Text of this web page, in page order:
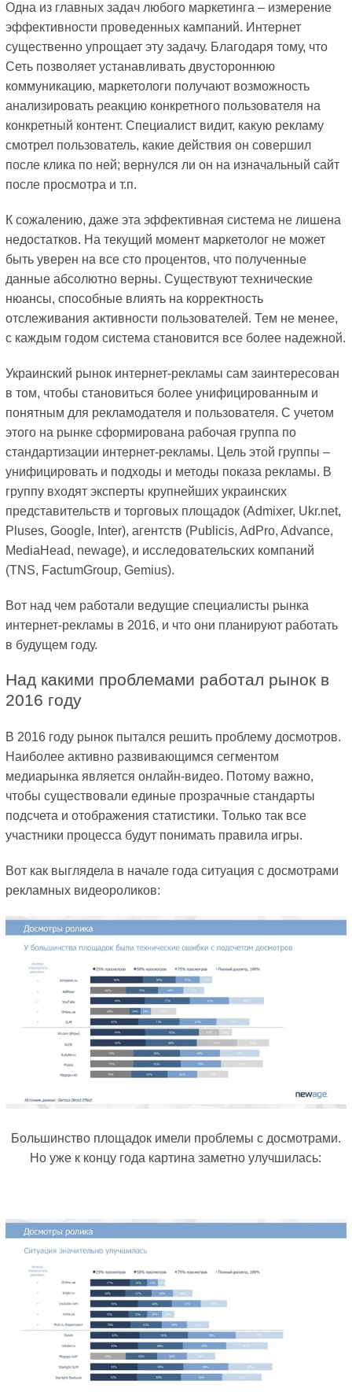
Одна из главных задач любого маркетинга – измерение
эффективности проведенных кампаний. Интернет
существенно упрощает эту задачу. Благодаря тому, что
Сеть позволяет устанавливать двустороннюю
коммуникацию, маркетологи получают возможность
анализировать реакцию конкретного пользователя на
конкретный контент. Специалист видит, какую рекламу
смотрел пользователь, какие действия он совершил
после клика по ней; вернулся ли он на изначальный сайт
после просмотра и т.п.
К сожалению, даже эта эффективная система не лишена
недостатков. На текущий момент маркетолог не может
быть уверен на все сто процентов, что полученные
данные абсолютно верны. Существуют технические
нюансы, способные влиять на корректность
отслеживания активности пользователей. Тем не менее,
с каждым годом система становится все более надежной.
Украинский рынок интернет-рекламы сам заинтересован
в том, чтобы становиться более унифицированным и
понятным для рекламодателя и пользователя. С учетом
этого на рынке сформирована рабочая группа по
стандартизации интернет-рекламы. Цель этой группы –
унифицировать и подходы и методы показа рекламы. В
группу входят эксперты крупнейших украинских
представительств и торговых площадок (Admixer, Ukr.net,
Pluses, Google, Inter), агентств (Publicis, AdPro, Advance,
MediaHead, newage), и исследовательских компаний
(TNS, FactumGroup, Gemius).
Вот над чем работали ведущие специалисты рынка
интернет-рекламы в 2016, и что они планируют работать
в будущем году.
Над какими проблемами работал рынок в
2016 году
В 2016 году рынок пытался решить проблему досмотров.
Наиболее активно развивающимся сегментом
медиарынка является онлайн-видео. Потому важно,
чтобы существовали единые прозрачные стандарты
подсчета и отображения статистики. Только так все
участники процесса будут понимать правила игры.
Вот как выглядела в начале года ситуация с досмотрами
рекламных видеороликов:
Большинство площадок имели проблемы с досмотрами.
Но уже к концу года картина заметно улучшилась: